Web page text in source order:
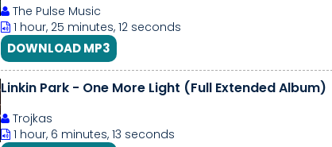
The Pulse Music
1 hour, 25 minutes, 12 seconds
DOWNLOAD MP3
Linkin Park - One More Light (Full Extended Album)
Trojkas
1 hour, 6 minutes, 13 seconds